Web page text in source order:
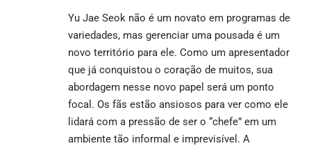
Yu Jae Seok não é um novato em programas de
variedades, mas gerenciar uma pousada é um
novo território para ele. Como um apresentador
que já conquistou o coração de muitos, sua
abordagem nesse novo papel será um ponto
focal. Os fãs estão ansiosos para ver como ele
lidará com a pressão de ser o “chefe” em um
ambiente tão informal e imprevisível. A